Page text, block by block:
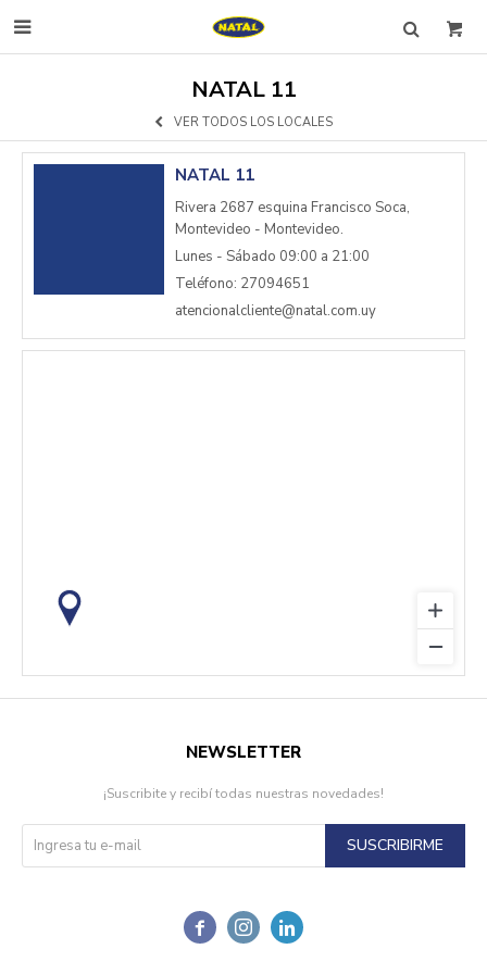

NATAL 11
VER TODOS LOS LOCALES
NATAL 11
Rivera 2687 esquina Francisco Soca,
Montevideo - Montevideo.
Lunes - Sábado 09:00 a 21:00
Teléfono: 27094651
atencionalcliente@natal.com.uy
  
NEWSLETTER
¡Suscribite y recibí todas nuestras novedades!
SUSCRIBIRME